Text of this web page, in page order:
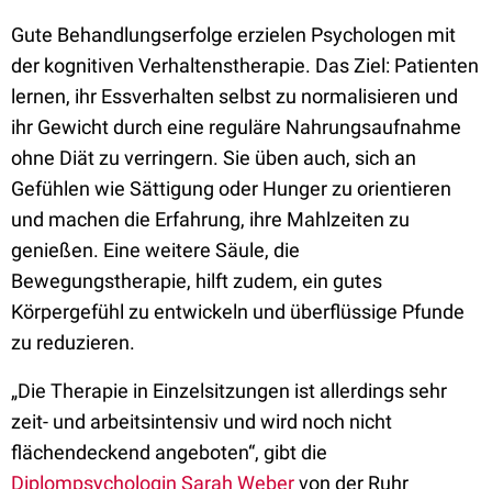
Gute Behandlungserfolge erzielen Psychologen mit
der kognitiven Verhaltenstherapie. Das Ziel: Patienten
lernen, ihr Essverhalten selbst zu normalisieren und
ihr Gewicht durch eine reguläre Nahrungsaufnahme
ohne Diät zu verringern. Sie üben auch, sich an
Gefühlen wie Sättigung oder Hunger zu orientieren
und machen die Erfahrung, ihre Mahlzeiten zu
genießen. Eine weitere Säule, die
Bewegungstherapie, hilft zudem, ein gutes
Körpergefühl zu entwickeln und überflüssige Pfunde
zu reduzieren.
„Die Therapie in Einzelsitzungen ist allerdings sehr
zeit- und arbeitsintensiv und wird noch nicht
flächendeckend angeboten“, gibt die
Diplompsychologin Sarah Webervon der Ruhr